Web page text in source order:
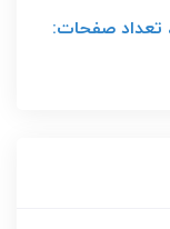
تعداد صفحات: